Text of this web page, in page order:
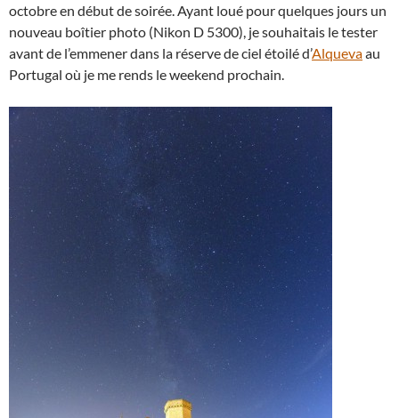
octobre en début de soirée. Ayant loué pour quelques jours un
nouveau boîtier photo (Nikon D 5300), je souhaitais le tester
avant de l’emmener dans la réserve de ciel étoilé d’Alquevaau
Portugal où je me rends le weekend prochain.